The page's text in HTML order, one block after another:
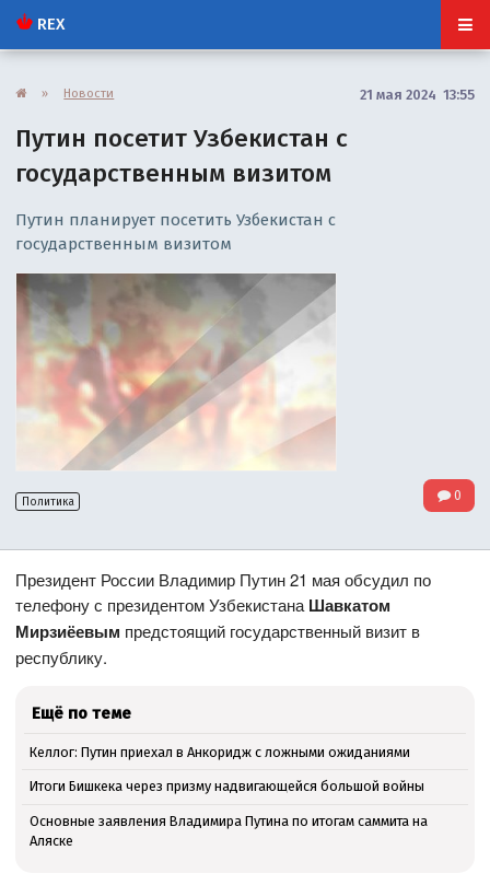
REX
» Новости 21 мая 2024 13:55
Путин посетит Узбекистан с
государственным визитом
Путин планирует посетить Узбекистан с
государственным визитом
Политика 0
Президент России Владимир Путин 21 мая обсудил по
телефону с президентом Узбекистана Шавкатом
Мирзиёевым предстоящий государственный визит в
республику.
Ещё по теме
Келлог: Путин приехал в Анкоридж с ложными ожиданиями
Итоги Бишкека через призму надвигающейся большой войны
Основные заявления Владимира Путина по итогам саммита на
Аляске